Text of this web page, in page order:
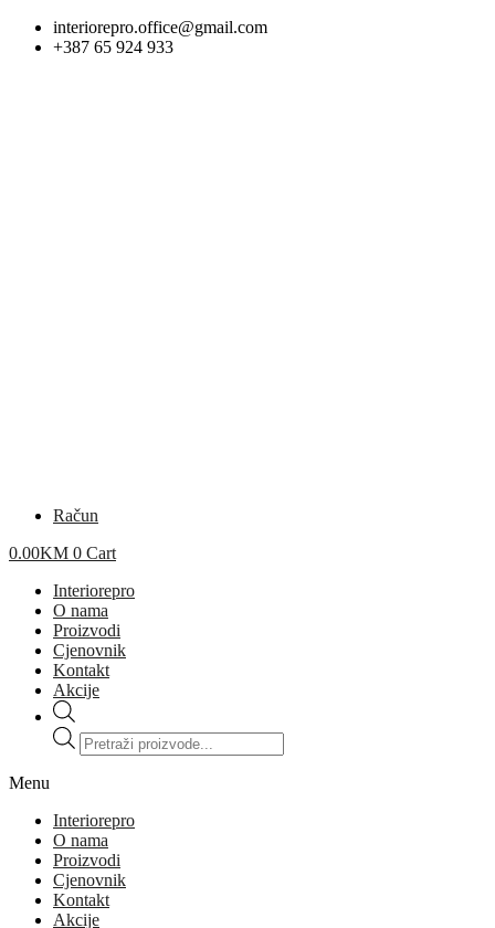
Skip
interiorepro.office@gmail.com
+387 65 924 933
Račun
0.00KM 0 Cart
Interiorepro
O nama
Proizvodi
Cjenovnik
Kontakt
Akcije
Products
search
Menu
Interiorepro
O nama
Proizvodi
Cjenovnik
Kontakt
Akcije